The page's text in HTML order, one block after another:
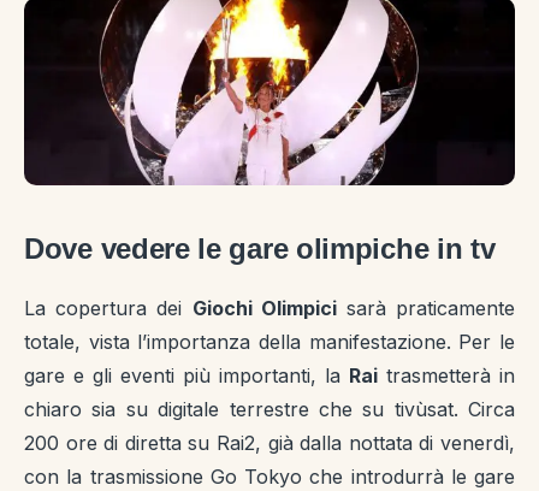
Dove vedere le gare olimpiche in tv
La copertura dei Giochi Olimpicisarà praticamente
totale, vista l’importanza della manifestazione. Per le
gare e gli eventi più importanti, la Rai trasmetterà in
chiaro sia su digitale terrestre che su tivùsat. Circa
200 ore di diretta su Rai2, già dalla nottata di venerdì,
con la trasmissione Go Tokyo che introdurrà le gare